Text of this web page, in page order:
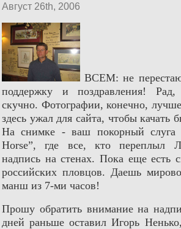
Август 26th, 2006
ВСЕМ: не перестаю
поддержку и поздравления!
скучно. Фотографии, конечно,
здесь ужал для сайта, чтобы качать
На снимке - ваш покорный слуга
Horse”, где все, кто переплыл
надпись на стенах. Пока еще есть
российских пловцов. Даешь
манш из 7-ми часов!
Прошу обратить внимание на
дней раньше оставил Игорь